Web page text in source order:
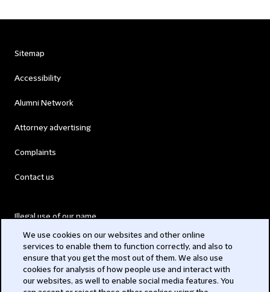
Sitemap
Accessibility
Alumni Network
Attorney advertising
Complaints
Contact us
Illegal use of our name
Modern Slavery Act
We use cookies on our websites and other online
services to enable them to function correctly, and also to
ensure that you get the most out of them. We also use
cookies for analysis of how people use and interact with
our websites, as well to enable social media features. You